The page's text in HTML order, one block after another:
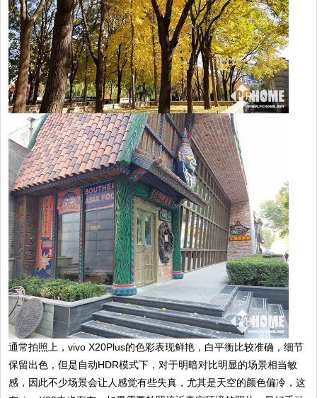
通常拍照上，vivo X20Plus的色彩表现鲜艳，白平衡比较准确，细节
保留出色，但是自动HDR模式下，对于明暗对比明显的场景相当敏
感，因此不少场景会让人感觉有些失真，尤其是天空的颜色偏冷，这